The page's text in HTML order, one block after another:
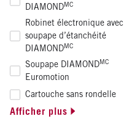
DIAMONDMC
Robinet électronique avec
soupape d’étanchéité
DIAMONDMC
Soupape DIAMONDMC
Euromotion
Cartouche sans rondelle
NON DISPONIBLE
Afficher plus